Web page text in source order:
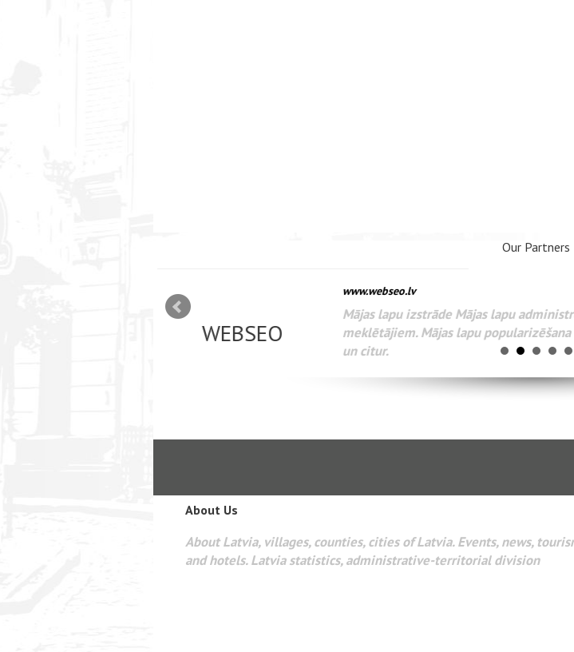
Our Partners
WEBSEO
www.webseo.lv
Разработка веб-сайтов
поисковых систем интернета.
AdWords и другое.
About Us
About Latvia, villages, counties, cities of Latvia. Events, news,
and hotels. Latvia statistics, administrative-territorial division